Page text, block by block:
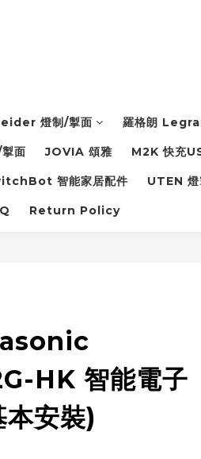
燈制/掣面 羅格朗
面 JOVIA 頌雅 M2K 快充
智能家居配件 UTEN
Return Policy
HK 智能電子
本安裝)